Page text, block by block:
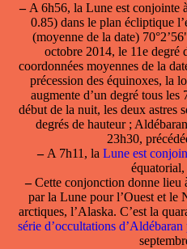
–A 6h56, la Lune est conjointe
0.85) dans le plan écliptique
(moyenne de la date)
octobre 2014, le 11e degré
coordonnées moyennes de la
précession des équinoxes, la
augmente d’un degré tous
début de la nuit, les deux astres
degrés de hauteur ;
23h30,
–A 7h11, la Lune est
équatorial,
–Cette conjonction donne lieu
par la Lunepour l’Ouest et le
arctiques, l’Alaska. C’est la
série d’occultations